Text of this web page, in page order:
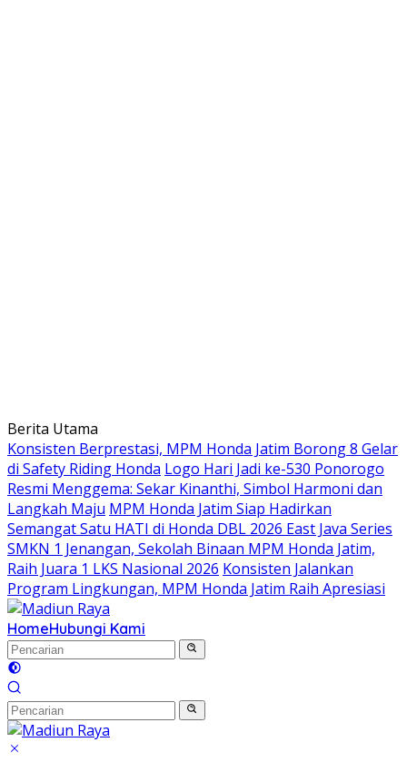
Langsung
ke
konten
Berita Utama
Konsisten Berprestasi, MPM Honda Jatim Borong 8 Gelar
di Safety Riding Honda Logo Hari Jadi ke-530 Ponorogo
Resmi Menggema: Sekar Kinanthi, Simbol Harmoni dan
Langkah Maju MPM Honda Jatim Siap Hadirkan
Semangat Satu HATI di Honda DBL 2026 East Java Series
SMKN 1 Jenangan, Sekolah Binaan MPM Honda Jatim,
Raih Juara 1 LKS Nasional 2026 Konsisten Jalankan
Program Lingkungan, MPM Honda Jatim Raih Apresiasi
HomeHubungi Kami